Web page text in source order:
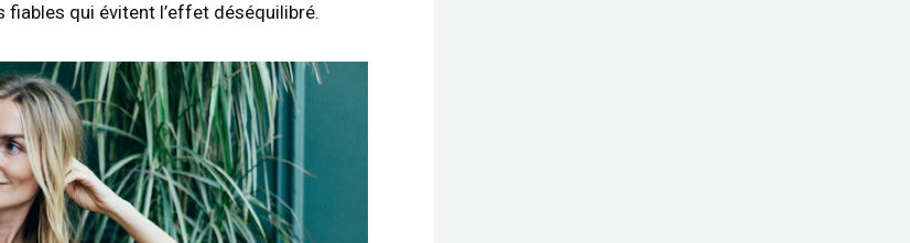
fiables qui évitent l’effet déséquilibré.